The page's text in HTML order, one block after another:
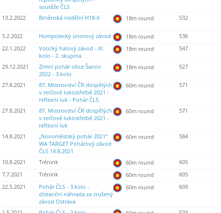
soutěže ČLS
13.2.2022
Brněnská nedělní H18-6 18m round 532
5.2.2022 Humpolecký únorový závod 18m round
536
22.1.2022
Votický halový závod - III.
kolo - 2. skupina
18m round 547
29.12.2021
Zimní pohár obce Šanov
2022 - 3.kolo
18m round 527
27.8.2021
87. Mistrovství ČR dospělých
v terčové lukostřelbě 2021 -
reflexní luk - Pohár ČLS
60m round 571
27.8.2021
87. Mistrovství ČR dospělých
v terčové lukostřelbě 2021 -
reflexní luk
60m round 571
14.8.2021
„Novoměstský pohár 2021“
WA TARGET Pohárový závod
ČLS 14.8.2021
60m round 584
10.8.2021 Trénink 60m round
605
7.7.2021
Trénink 60m round
605
22.5.2021
Pohár ČLS - 3.kolo -
distanční náhrada za zrušený
závod Ostrava
60m round 609